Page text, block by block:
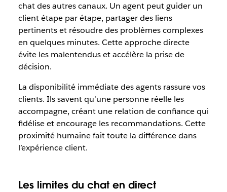
chat des autres canaux. Un agent peut guider un
client étape par étape, partager des liens
pertinents et résoudre des problèmes complexes
en quelques minutes. Cette approche directe
évite les malentendus et accélère la prise de
décision.
La disponibilité immédiate des agents rassure vos
clients. Ils savent qu’une personne réelle les
accompagne, créant une relation de confiance qui
fidélise et encourage les recommandations. Cette
proximité humaine fait toute la différence dans
l’expérience client.
Les limites du chat en direct